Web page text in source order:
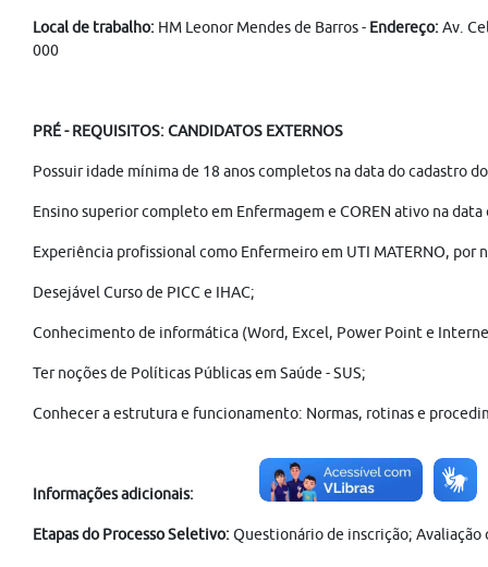
Local de trabalho: HM Leonor Mendes de Barros - Endereço:Av.
000
PRÉ - REQUISITOS: CANDIDATOS EXTERNOS
Possuir idade mínima de 18 anos completos na data do cadastro
Ensino superior completo em Enfermagem e COREN ativo na
Experiência profissional como Enfermeiro em UTI MATERNO, por
Desejável Curso de PICC e IHAC;
Conhecimento de informática (Word, Excel, Power Point e
Ter noções de Políticas Públicas em Saúde - SUS;
Conhecer a estrutura e funcionamento: Normas, rotinas e
Informações adicionais:
Etapas do Processo Seletivo:Questionário de inscrição;